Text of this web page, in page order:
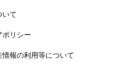
て
リシー
報の利用等について